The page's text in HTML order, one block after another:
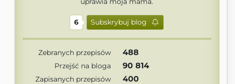
6 Subskrybuj blog
Zebranych przepisów 488
Przejść na bloga 90 814
Zapisanych przepisów 400